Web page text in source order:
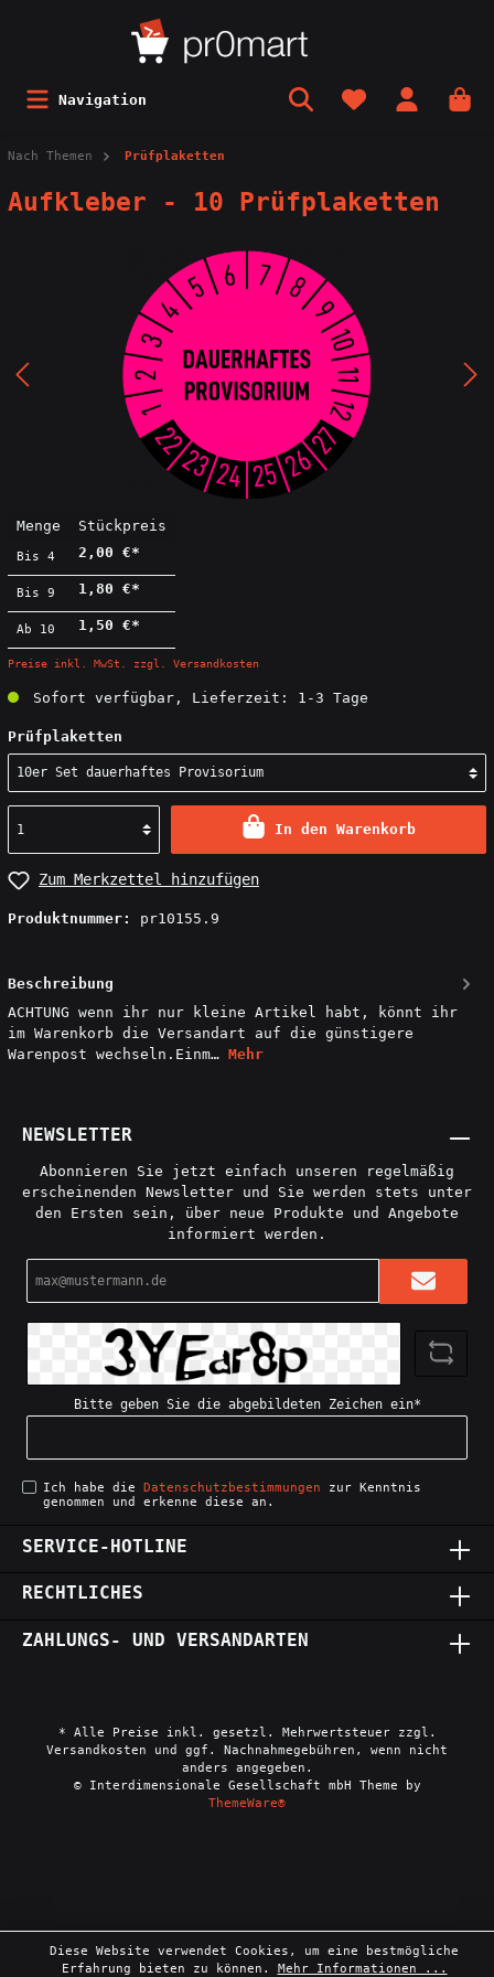
Navigation
Nach Themen Prüfplaketten
Aufkleber - 10 Prüfplaketten
Menge Stückpreis
Bis 4 2,00 €*
Bis 9 1,80 €*
Ab 10 1,50 €*
Preise inkl. MwSt. zzgl. Versandkosten
Sofort verfügbar, Lieferzeit: 1-3 Tage
Prüfplaketten
In den Warenkorb
Zum Merkzettel hinzufügen
Produktnummer: pr10155.9
Beschreibung
ACHTUNG wenn ihr nur kleine Artikel habt, könnt ihr
im Warenkorb die Versandart auf die günstigere
Warenpost wechseln.Einm… Mehr
NEWSLETTER
Abonnieren Sie jetzt einfach unseren regelmäßig
erscheinenden Newsletter und Sie werden stets unter
den Ersten sein, über neue Produkte und Angebote
informiert werden.
Bitte geben Sie die abgebildeten Zeichen ein*
Ich habe dieDatenschutzbestimmungen zur Kenntnis
genommen und erkenne diese an.
SERVICE-HOTLINE
RECHTLICHES
ZAHLUNGS- UND VERSANDARTEN
* Alle Preise inkl. gesetzl. Mehrwertsteuer zzgl.
Versandkosten und ggf. Nachnahmegebühren, wenn nicht
anders angegeben.
© Interdimensionale Gesellschaft mbH Theme by
ThemeWare®
Diese Website verwendet Cookies, um eine bestmögliche
Erfahrung bieten zu können. Mehr Informationen ...